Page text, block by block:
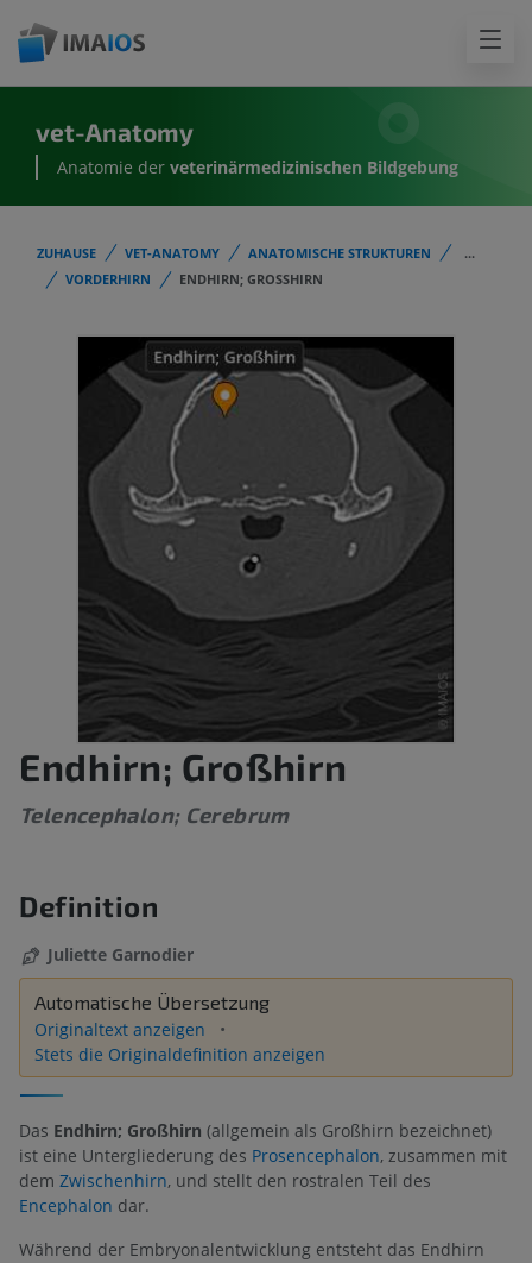
vet-Anatomy
Anatomie der veterinärmedizinischen Bildgebung
ZUHAUSE VET-ANATOMY ANATOMISCHE STRUKTUREN
...
VORDERHIRN
ENDHIRN; GROSSHIRN
Endhirn; Großhirn
Telencephalon; Cerebrum
Definition
Juliette Garnodier
Automatische Übersetzung
Originaltext anzeigen
Stets die Originaldefinition anzeigen
Das Endhirn; Großhirn (allgemein als Großhirn bezeichnet)
ist eine Untergliederung des Prosencephalon, zusammen mit
dem Zwischenhirn, und stellt den rostralen Teil des
Encephalon dar.
Während der Embryonalentwicklung entsteht das Endhirn